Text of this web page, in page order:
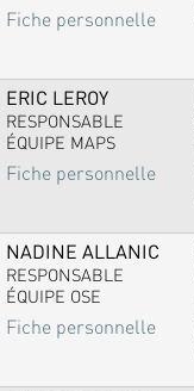
Fiche personnelle
ERIC LEROY
RESPONSABLE
ÉQUIPE MAPS
Fiche personnelle
NADINE ALLANIC
RESPONSABLE
ÉQUIPE OSE
Fiche personnelle